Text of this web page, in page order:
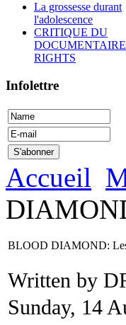
La grossesse durant
l'adolescence
CRITIQUE DU
RIGHTS
Infolettre
Accueil
BLOOD DIAMOND: Les
Written by
Sunday, 14